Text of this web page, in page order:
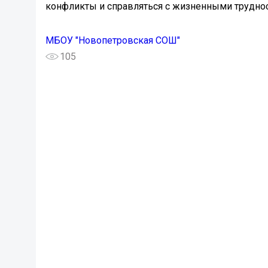
конфликты и справляться с жизненными
МБОУ "Новопетровская СОШ"
105